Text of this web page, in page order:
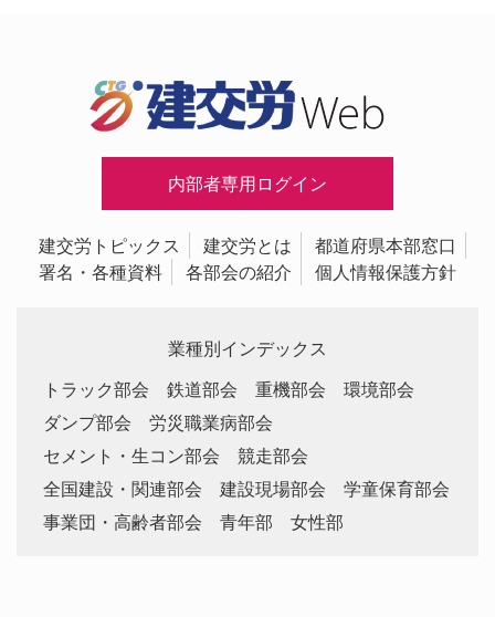
内部者専用ログイン
建交労トピックス 建交労とは
都道府県本部窓口
署名・各種資料
各部会の紹介 個人情報保護方針
業種別インデックス
トラック部会
鉄道部会 重機部会
環境部会
ダンプ部会
労災職業病部会
セメント・生コン部会
競走部会
全国建設・関連部会
建設現場部会
学童保育部会
事業団・高齢者部会
青年部 女性部